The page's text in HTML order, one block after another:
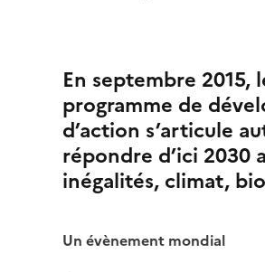
En septembre 2015,
programme de
d’action s’articule
répondre d’ici 2030
inégalités, climat,
Un évènement mondial